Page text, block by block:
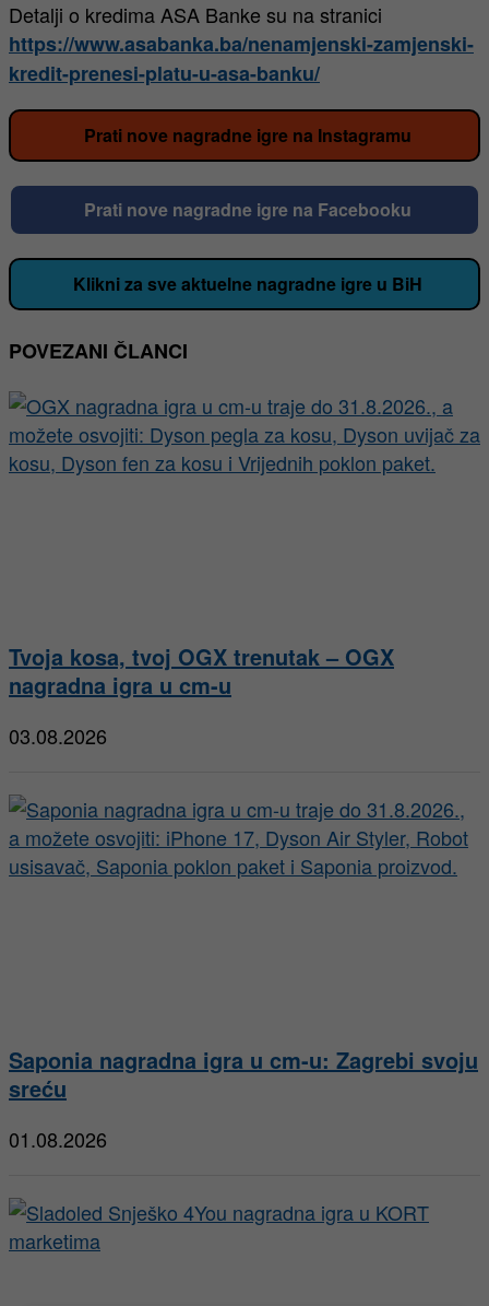
Detalji o kredima ASA Banke su na stranici
https://www.asabanka.ba/nenamjenski-zamjenski-
kredit-prenesi-platu-u-asa-banku/
Prati nove nagradne igre na Instagramu
Prati nove nagradne igre na Facebooku
Klikni za sve aktuelne nagradne igre u BiH
POVEZANI ČLANCI
Tvoja kosa, tvoj OGX trenutak – OGX
nagradna igra u cm-u
03.08.2026
Saponia nagradna igra u cm-u: Zagrebi svoju
sreću
01.08.2026